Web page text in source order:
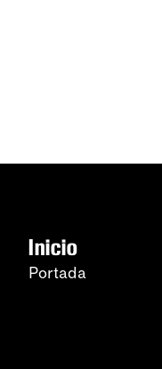
Inicio
Portada